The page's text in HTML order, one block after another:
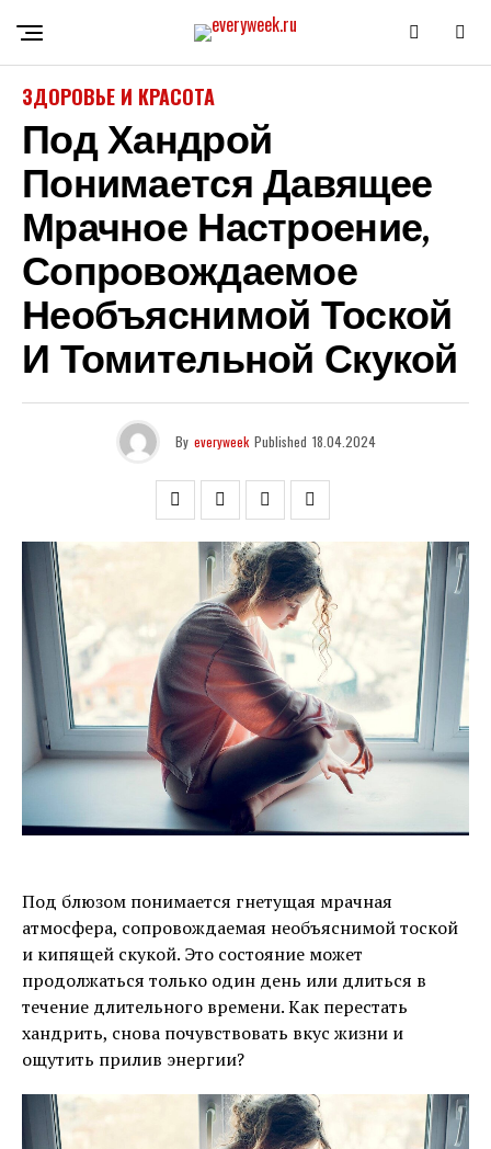
ЗДОРОВЬЕ И КРАСОТА
Под Хандрой
Понимается Давящее
Мрачное Настроение,
Сопровождаемое
Необъяснимой Тоской
И Томительной Скукой
By everyweek Published 18.04.2024
Под блюзом понимается гнетущая мрачная
атмосфера, сопровождаемая необъяснимой тоской
и кипящей скукой. Это состояние может
продолжаться только один день или длиться в
течение длительного времени. Как перестать
хандрить, снова почувствовать вкус жизни и
ощутить прилив энергии?